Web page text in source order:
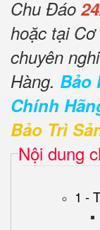
Chu Đáo
hoặc tại
chuyên
Hàng. Bảo
Chính
Bảo Trì
Nội dung
1 -